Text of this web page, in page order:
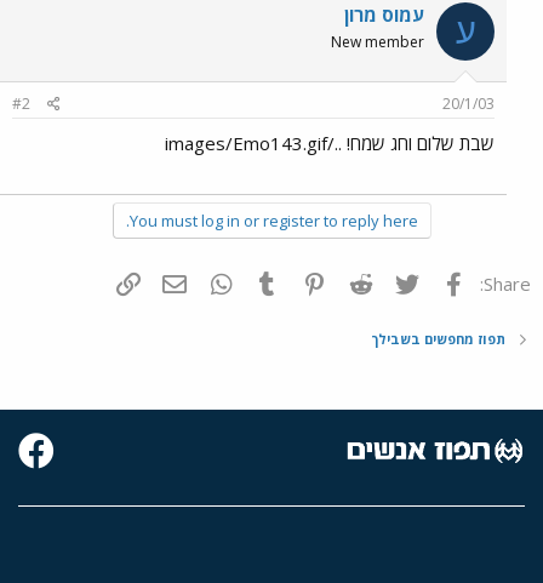
ע עמוס מרון
New member
20/1/03
#2
שבת שלום וחג שמח! ../images/Emo143.gif
You must log in or register to reply here.
Share: פייסבוק Twitter
Reddit
Pinterest
Tumblr
WhatsAppדואר אלקטרוני
תפוז מחפשים בשבילך